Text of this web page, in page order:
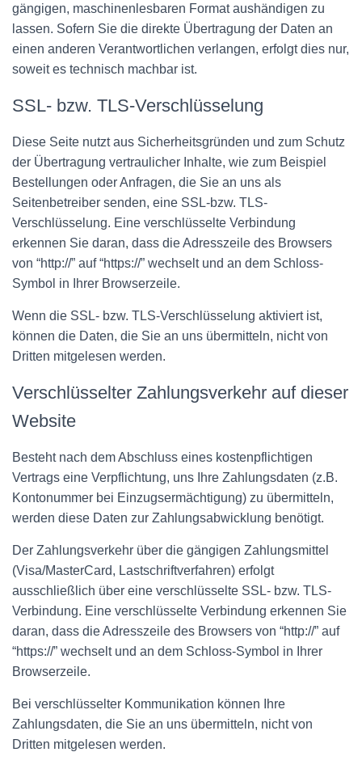
gängigen, maschinenlesbaren Format aushändigen zu
lassen. Sofern Sie die direkte Übertragung der Daten an
einen anderen Verantwortlichen verlangen, erfolgt dies nur,
soweit es technisch machbar ist.
SSL- bzw. TLS-Verschlüsselung
Diese Seite nutzt aus Sicherheitsgründen und zum Schutz
der Übertragung vertraulicher Inhalte, wie zum Beispiel
Bestellungen oder Anfragen, die Sie an uns als
Seitenbetreiber senden, eine SSL-bzw. TLS-
Verschlüsselung. Eine verschlüsselte Verbindung
erkennen Sie daran, dass die Adresszeile des Browsers
von “http://” auf “https://” wechselt und an dem Schloss-
Symbol in Ihrer Browserzeile.
Wenn die SSL- bzw. TLS-Verschlüsselung aktiviert ist,
können die Daten, die Sie an uns übermitteln, nicht von
Dritten mitgelesen werden.
Verschlüsselter Zahlungsverkehr auf dieser
Website
Besteht nach dem Abschluss eines kostenpflichtigen
Vertrags eine Verpflichtung, uns Ihre Zahlungsdaten (z.B.
Kontonummer bei Einzugsermächtigung) zu übermitteln,
werden diese Daten zur Zahlungsabwicklung benötigt.
Der Zahlungsverkehr über die gängigen Zahlungsmittel
(Visa/MasterCard, Lastschriftverfahren) erfolgt
ausschließlich über eine verschlüsselte SSL- bzw. TLS-
Verbindung. Eine verschlüsselte Verbindung erkennen Sie
daran, dass die Adresszeile des Browsers von “http://” auf
“https://” wechselt und an dem Schloss-Symbol in Ihrer
Browserzeile.
Bei verschlüsselter Kommunikation können Ihre
Zahlungsdaten, die Sie an uns übermitteln, nicht von
Dritten mitgelesen werden.